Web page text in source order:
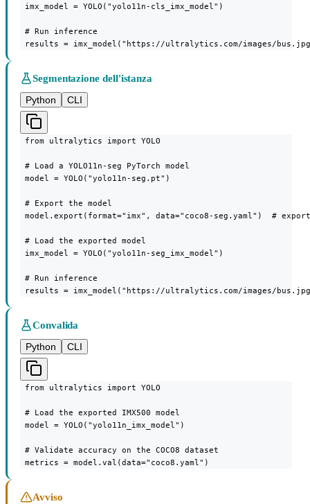
imx_model = YOLO("yolo11n-cls_imx_model")
# Run inference
results = imx_model("https://ultralytics.com/images/
Segmentazione dell'istanza
Python
CLI
from ultralytics import YOLO
# Load a YOLO11n-seg PyTorch model
model = YOLO("yolo11n-seg.pt")
# Export the model
model.export(format="imx", data="coco8-seg.yaml")  #
# Load the exported model
imx_model = YOLO("yolo11n-seg_imx_model")
# Run inference
results = imx_model("https://ultralytics.com/images/
Convalida
Python
CLI
from ultralytics import YOLO
# Load the exported IMX500 model
model = YOLO("yolo11n_imx_model")
# Validate accuracy on the COCO8 dataset
metrics = model.val(data="coco8.yaml")
Avviso